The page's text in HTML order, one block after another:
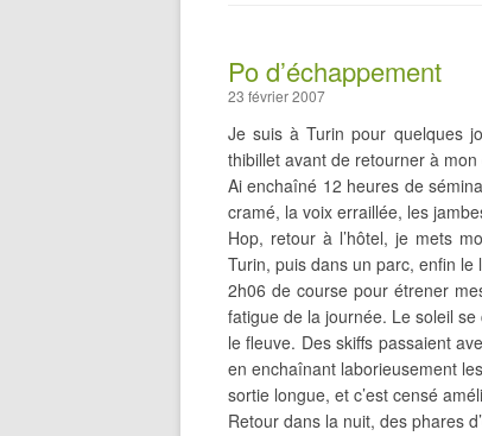
Po d’échappement
23 février 2007
Je suis à Turin pour quelques
thibillet avant de retourner à
Ai enchaîné 12 heures de
cramé, la voix erraillée, les
Hop, retour à l’hôtel, je mets
Turin, puis dans un parc, enfin le
2h06 de course pour étrener
fatigue de la journée. Le soleil
le fleuve. Des skiffs passaient
en enchaînant laborieusement
sortie longue, et c’est censé
Retour dans la nuit, des phares